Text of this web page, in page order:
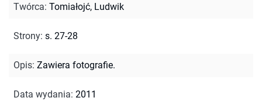
Twórca: Tomiałojć, Ludwik
Strony: s. 27-28
Opis: Zawiera fotografie.
Data wydania: 2011